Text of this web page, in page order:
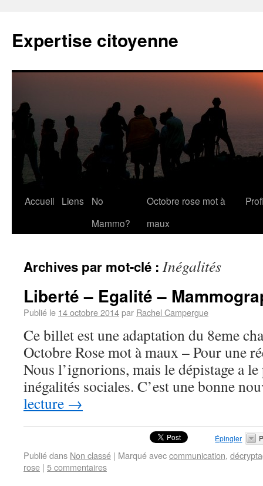
Expertise citoyenne
Accueil Liens
No
Mammo?
Octobre rose mot à
maux
Archives par mot-clé : Inégalités
Liberté – Egalité –
Publié le 14 octobre 2014par Rachel Campergue
Ce billet est une adaptation du 8eme
Octobre Rose mot à maux – Pour une
Nous l’ignorions, mais le dépistage a
inégalités sociales. C’est une bonne
lecture →
Épingler
Publié dans Non classé | Marqué aveccommunication,
rose | 5 commentaires